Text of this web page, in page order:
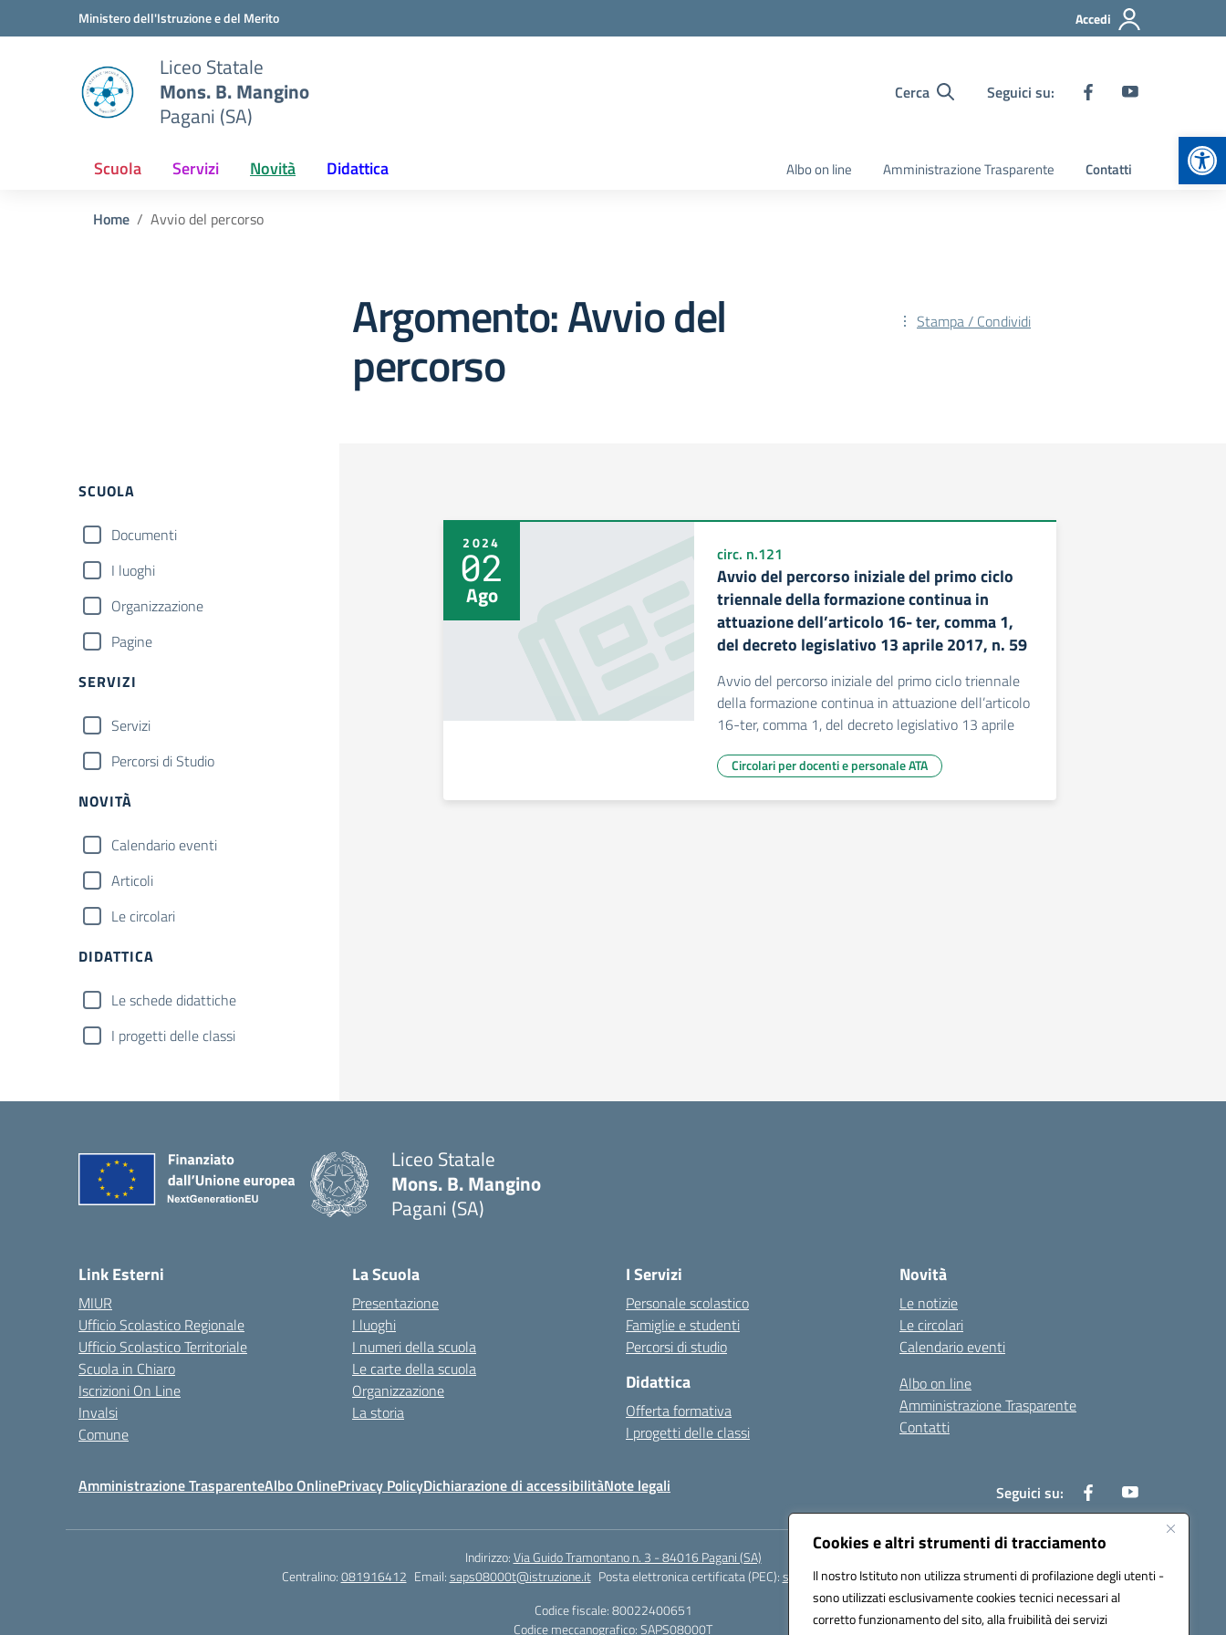
Cookies e altri strumenti di tracciamento
Il nostro Istituto non utilizza strumenti di profilazione degli utenti -
sono utilizzati esclusivamente cookies tecnici necessari al
corretto funzionamento del sito, alla fruibilità dei servizi
Vai ai contenuti
Vai al menu di navigazioneMinistero dell'Istruzione e del Merito Accedi
Liceo Statale
Mons. B. Mangino
Pagani (SA)
Cerca Seguici su:
Scuola Servizi Novità Didattica Albo on line Amministrazione Trasparente Contatti
Home Avvio del percorso
Argomento: Avvio del
percorso
Stampa / Condividi
Filtri
SCUOLA
Documenti
I luoghi
Organizzazione
Pagine
SERVIZI
Servizi
Percorsi di Studio
NOVITÀ
Calendario eventi
Articoli
Le circolari
DIDATTICA
Le schede didattiche
I progetti delle classi
2024
02
Ago
circ. n.121
Avvio del percorso iniziale del primo ciclo
triennale della formazione continua in
attuazione dell’articolo 16- ter, comma 1,
del decreto legislativo 13 aprile 2017, n. 59
Avvio del percorso iniziale del primo ciclo triennale
della formazione continua in attuazione dell’articolo
16-ter, comma 1, del decreto legislativo 13 aprile
Circolari per docenti e personale ATA
Liceo Statale
Mons. B. Mangino
Pagani (SA)
Link Esterni
MIUR
Ufficio Scolastico Regionale
Ufficio Scolastico Territoriale
Scuola in Chiaro
Iscrizioni On Line
Invalsi
Comune
La Scuola
Presentazione
I luoghi
I numeri della scuola
Le carte della scuola
Organizzazione
La storia
I Servizi
Personale scolastico
Famiglie e studenti
Percorsi di studio
Didattica
Offerta formativa
I progetti delle classi
Novità
Le notizie
Le circolari
Calendario eventi
Albo on line
Amministrazione Trasparente
Contatti
Amministrazione TrasparenteAlbo OnlinePrivacy PolicyDichiarazione di accessibilitàNote legali Seguici su:
Indirizzo:Via Guido Tramontano n. 3 - 84016 Pagani (SA)
Centralino:081916412 Email:saps08000t@istruzione.it Posta elettronica certificata (PEC):saps08000t@pec.istruzione.it
Codice fiscale: 80022400651
Codice meccanografico:SAPS08000T